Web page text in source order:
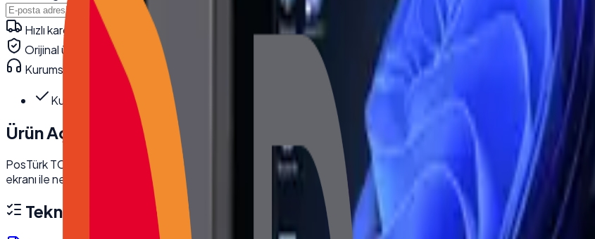
Haber Ver
Hızlı kargo · kurumsal teslimat
Orijinal ürün · garanti
Kurumsal teknik destek
· 0850 550 15 15
Kutu Ölçüleri En 22.5 cm · Boy 62 cm · Yü…
Ürün Açıklaması
PosTürk TCH-1850M 18.5 inç Full HD dokunmatik monitör ile iş süreçlerinizi hızlandırın. VGA, HDMI ve DVI
ekranı ile net ve etkileşimli bir kullanım deneyimi yaşayın.
Teknik Özellikler